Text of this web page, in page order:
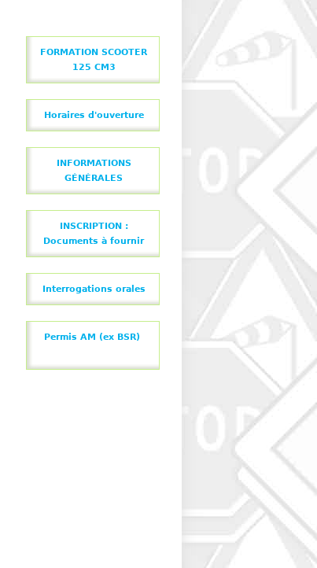
FORMATION SCOOTER
125 CM3
Horaires d'ouverture
INFORMATIONS
GÉNÉRALES
INSCRIPTION :
Documents à fournir
Interrogations orales
Permis AM (ex BSR)